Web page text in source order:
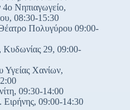
Νηπιαγωγείο,
08:30-15:30
Πολυγύρου 09:00-
Κυδωνίας 29, 09:00-
Υγείας Χανίων,
09:30-14:00
09:00-14:30